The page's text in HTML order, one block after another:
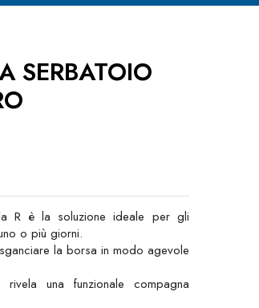
SERBATOIO
R è la soluzione ideale per gli
o più giorni.
la borsa in modo agevole
una funzionale compagna